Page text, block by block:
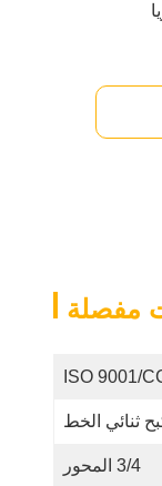
مفصلة
ISO 9001/
ثنائي الخط
3/4 المحور